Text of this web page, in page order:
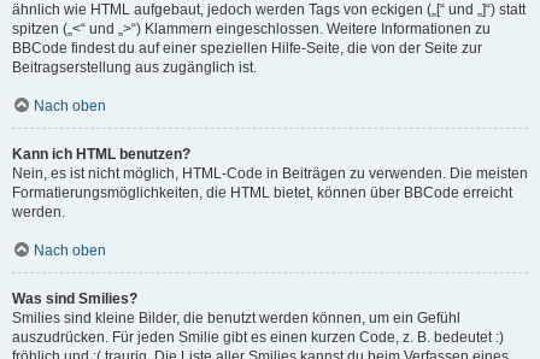
ähnlich wie HTML aufgebaut, jedoch werden Tags von eckigen („[“ und „]“) statt
spitzen („<“ und „>“) Klammern eingeschlossen. Weitere Informationen zu
BBCode findest du auf einer speziellen Hilfe-Seite, die von der Seite zur
Beitragserstellung aus zugänglich ist.
Nach oben
Kann ich HTML benutzen?
Nein, es ist nicht möglich, HTML-Code in Beiträgen zu verwenden. Die meisten
Formatierungsmöglichkeiten, die HTML bietet, können über BBCode erreicht
werden.
Nach oben
Was sind Smilies?
Smilies sind kleine Bilder, die benutzt werden können, um ein Gefühl
auszudrücken. Für jeden Smilie gibt es einen kurzen Code, z. B. bedeutet :)